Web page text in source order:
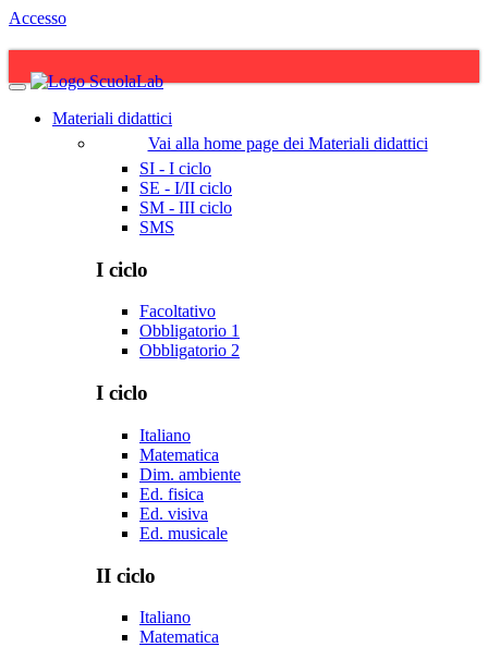
Accesso
Materiali didattici
Vai alla home page dei Materiali didattici
SI - I ciclo
SE - I/II ciclo
SM - III ciclo
SMS
I ciclo
Facoltativo
Obbligatorio 1
Obbligatorio 2
I ciclo
Italiano
Matematica
Dim. ambiente
Ed. fisica
Ed. visiva
Ed. musicale
II ciclo
Italiano
Matematica